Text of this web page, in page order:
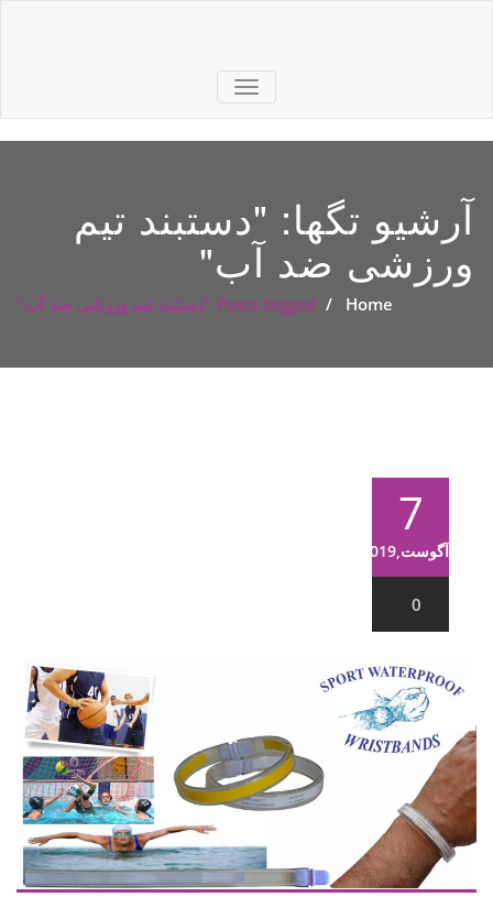
TOGGLE
NAVIGATION
آرشیو تگها: "دستبند تیم
ورزشی ضد آب"
Home
/ Posts tagged "دستبند تیم ورزشی ضد آب"
7
آگوست,2019
0